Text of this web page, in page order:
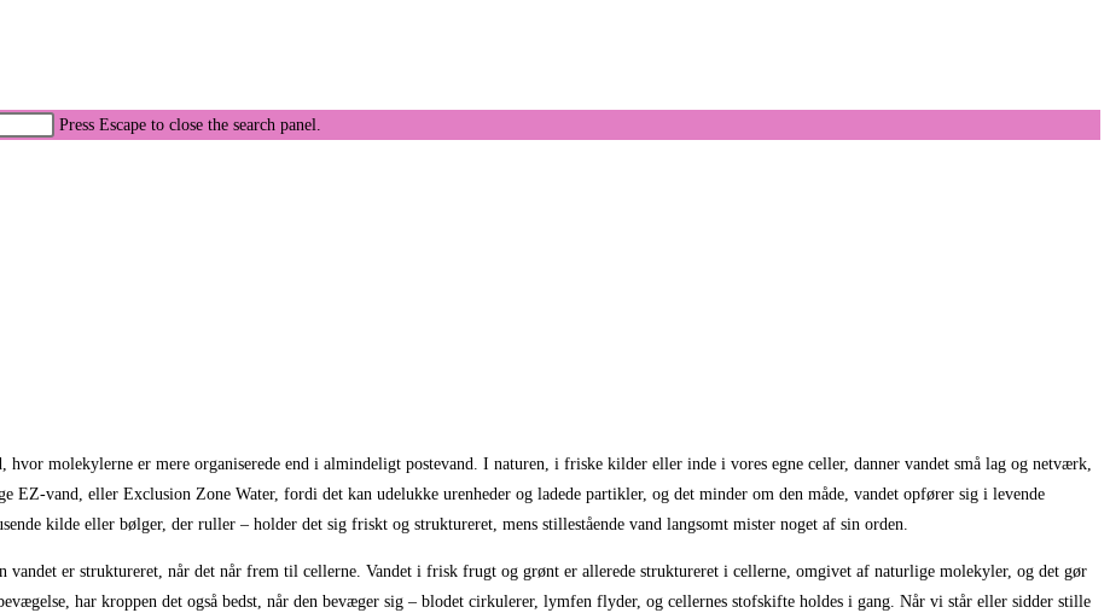
Press Escape to close the search panel.
hvor molekylerne er mere organiserede end i almindeligt postevand. I naturen, i friske kilder eller inde i vores egne celler, danner vandet små lag og netværk,
EZ-vand, eller Exclusion Zone Water, fordi det kan udelukke urenheder og ladede partikler, og det minder om den måde, vandet opfører sig i levende
kilde eller bølger, der ruller – holder det sig friskt og struktureret, mens stillestående vand langsomt mister noget af sin orden.
vandet er struktureret, når det når frem til cellerne. Vandet i frisk frugt og grønt er allerede struktureret i cellerne, omgivet af naturlige molekyler, og det gør
har kroppen det også bedst, når den bevæger sig – blodet cirkulerer, lymfen flyder, og cellernes stofskifte holdes i gang. Når vi står eller sidder stille